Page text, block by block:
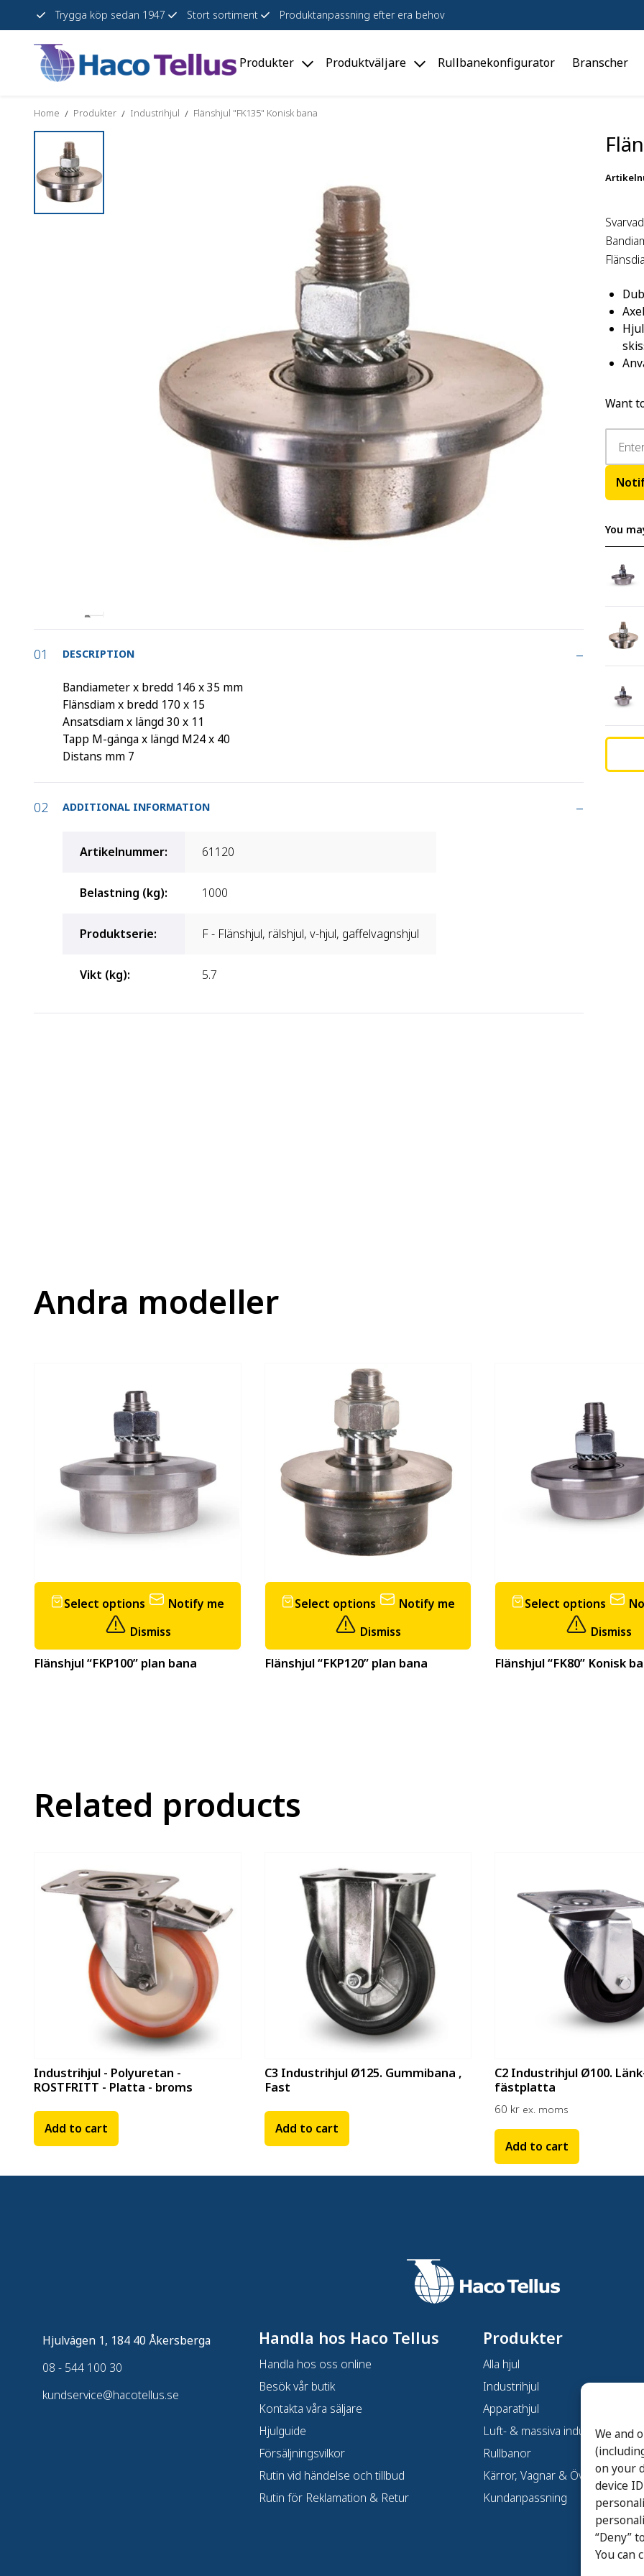
We and
on your
device
“Deny”
You can
Trygga köp sedan 1947 Stort sortiment Produktanpassning efter era behov
Skip
Produkter
Toggle
menu
Produktväljare
Toggle
Rullbanekonfigurator Branscher
Home / Produkter / Industrihjul / Flänshjul "FK135" Konisk bana
Want
You
DESCRIPTION
Bandiameter x bredd 146 x 35 mm
Flänsdiam x bredd 170 x 15
Ansatsdiam x längd 30 x 11
Tapp M-gänga x längd M24 x 40
Distans mm 7
ADDITIONAL INFORMATION
Artikelnummer: 61120
Belastning (kg): 1000
Produktserie: F - Flänshjul, rälshjul, v-hjul, gaffelvagnshjul
Vikt (kg): 5.7
Andra modeller
Select options Loading...
Notify me
Dismiss
Flänshjul “FKP100” plan bana
Select options Loading...
Notify me
Dismiss
Flänshjul “FKP120” plan bana
Select options
Dismiss
Flänshjul “FK80” Konisk
Related products
Industrihjul - Polyuretan -
ROSTFRITT - Platta - broms
Add to cart
C3 Industrihjul Ø125. Gummibana ,
Fast
Add to cart
C2 Industrihjul Ø100.
fästplatta
60 kr ex. moms
Add to cart
Hjulvägen 1, 184 40 Åkersberga
08 - 544 100 30
kundservice@hacotellus.se
Handla hos Haco Tellus
Handla hos oss online
Besök vår butik
Kontakta våra säljare
Hjulguide
Försäljningsvilkor
Rutin vid händelse och tillbud
Rutin för Reklamation & Retur
Produkter
Alla hjul
Industrihjul
Apparathjul
Luft- & massiva industrihjul
Rullbanor
Kärror, Vagnar & Övrigt
Kundanpassning